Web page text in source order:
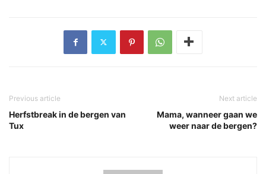
Previous article
Herfstbreak in de bergen van
Tux
Next article
Mama, wanneer gaan we
weer naar de bergen?